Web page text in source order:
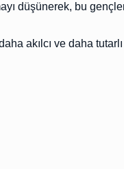
düşünerek, bu
akılcı ve daha tutarlı